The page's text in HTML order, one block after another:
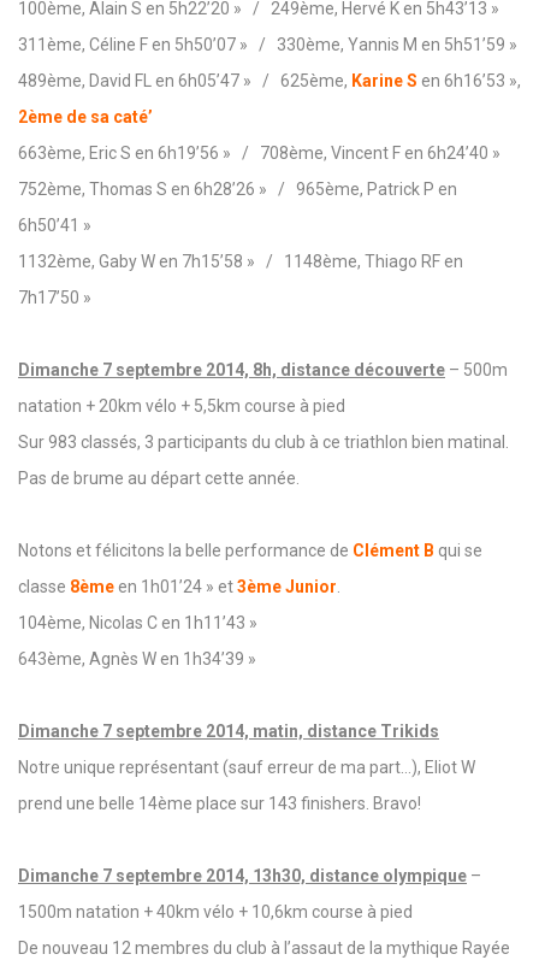
100ème, Alain S en 5h22’20 » / 249ème, Hervé K en 5h43’13 »
311ème, Céline F en 5h50’07 » / 330ème, Yannis M en 5h51’59 »
489ème, David FL en 6h05’47 » / 625ème, Karine S en 6h16’53 »,
2ème de sa caté’
663ème, Eric S en 6h19’56 » / 708ème, Vincent F en 6h24’40 »
752ème, Thomas S en 6h28’26 » / 965ème, Patrick P en
6h50’41 »
1132ème, Gaby W en 7h15’58 » / 1148ème, Thiago RF en
7h17’50 »
Dimanche 7 septembre 2014, 8h, distance découverte – 500m
natation + 20km vélo + 5,5km course à pied
Sur 983 classés, 3 participants du club à ce triathlon bien matinal.
Pas de brume au départ cette année.
Notons et félicitons la belle performance de Clément B qui se
classe 8ème en 1h01’24 » et3ème Junior
104ème, Nicolas C en 1h11’43 »
643ème, Agnès W en 1h34’39 »
Dimanche 7 septembre 2014, matin, distance Trikids
Notre unique représentant (sauf erreur de ma part…), Eliot W
prend une belle 14ème place sur 143 finishers. Bravo!
Dimanche 7 septembre 2014, 13h30, distance olympique –
1500m natation + 40km vélo + 10,6km course à pied
De nouveau 12 membres du club à l’assaut de la mythique Rayée